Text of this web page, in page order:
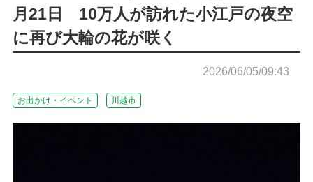
月21日 10万人が訪れた小江戸の夜空
に再び大輪の花が咲く
2026/06/05/09:43
お出かけ・イベント 川越市